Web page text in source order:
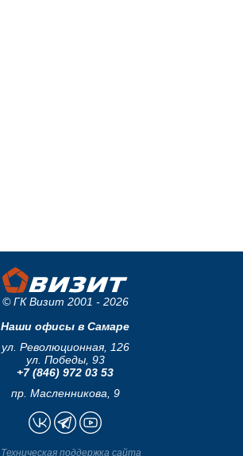
© ГК Визит 2001 - 2026
Наши офисы в Самаре
ул. Революционная, 126
ул. Победы, 93
+7 (846) 972 03 53
пр. Масленникова, 9
Техническая поддержка сайта